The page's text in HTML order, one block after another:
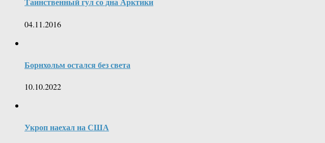
04.11.2016
Борнхольм остался без света
10.10.2022
Укроп наехал на США